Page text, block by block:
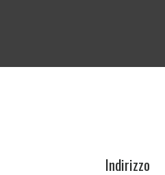
Indirizzo